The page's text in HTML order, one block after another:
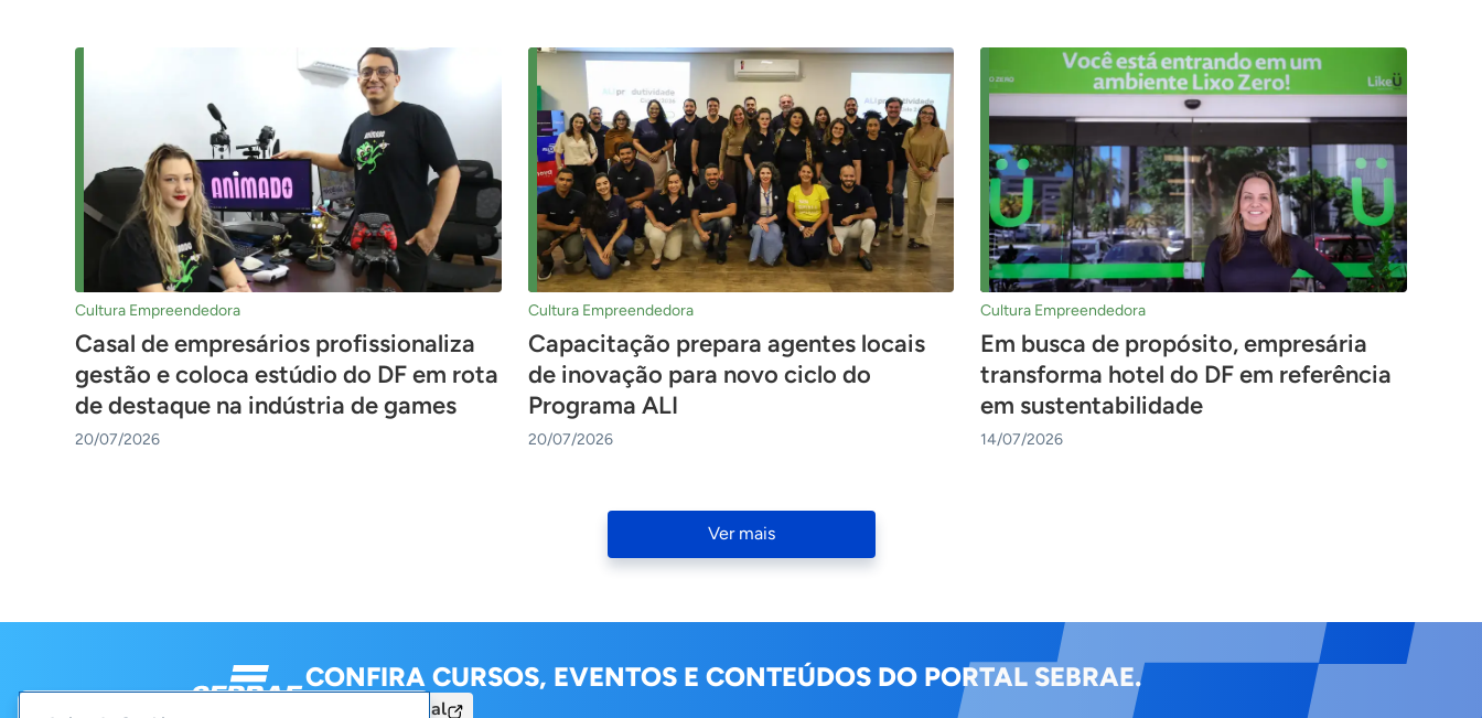
Cultura Empreendedora
Casal de empresários profissionaliza
gestão e coloca estúdio do DF em rota
de destaque na indústria de games
20/07/2026
Cultura Empreendedora
Capacitação prepara agentes locais
de inovação para novo ciclo do
Programa ALI
20/07/2026
Cultura Empreendedora
Em busca de propósito, empresária
transforma hotel do DF em referência
em sustentabilidade
14/07/2026
Ver mais
CONFIRA CURSOS, EVENTOS E CONTEÚDOS DO PORTAL SEBRAE.
Acesse o Portal